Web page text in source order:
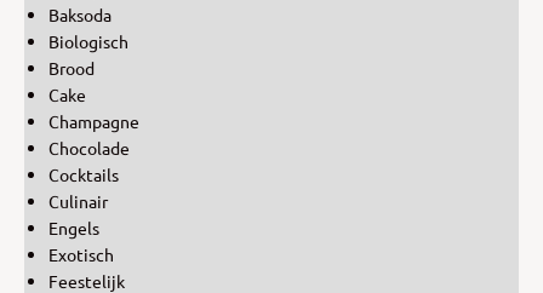
Baksoda
Biologisch
Brood
Cake
Champagne
Chocolade
Cocktails
Culinair
Engels
Exotisch
Feestelijk